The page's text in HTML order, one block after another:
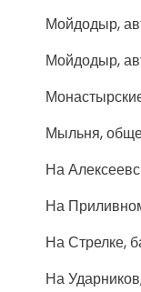
Мойдодыр,
Мойдодыр,
Мыльня,
На
На
На Стрелке,
На